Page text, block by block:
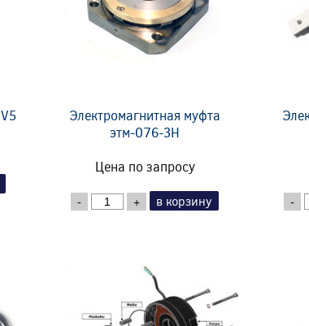
Электромагнитная муфта
этм-076-3Н
Цена по запросу
- + в корзину -